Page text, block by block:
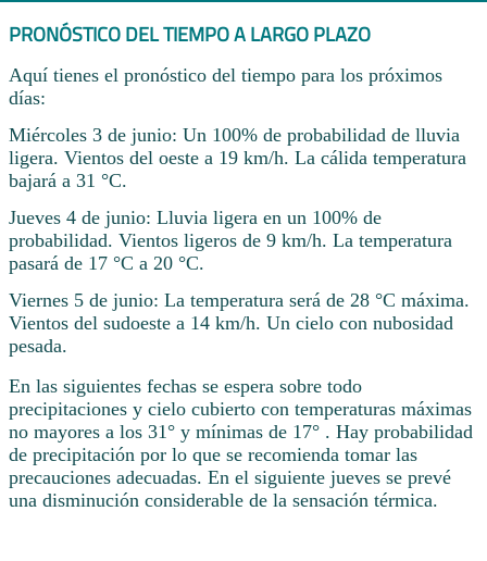
PRONÓSTICO DEL TIEMPO A LARGO PLAZO
Aquí tienes el pronóstico del tiempo para los próximos
días:
Miércoles 3 de junio: Un 100% de probabilidad de lluvia
ligera. Vientos del oeste a 19 km/h. La cálida temperatura
bajará a 31 °C.
Jueves 4 de junio: Lluvia ligera en un 100% de
probabilidad. Vientos ligeros de 9 km/h. La temperatura
pasará de 17 °C a 20 °C.
Viernes 5 de junio: La temperatura será de 28 °C máxima.
Vientos del sudoeste a 14 km/h. Un cielo con nubosidad
pesada.
En las siguientes fechas se espera sobre todo
precipitaciones y cielo cubierto con temperaturas máximas
no mayores a los 31° y mínimas de 17° . Hay probabilidad
de precipitación por lo que se recomienda tomar las
precauciones adecuadas. En el siguiente jueves se prevé
una disminución considerable de la sensación térmica.